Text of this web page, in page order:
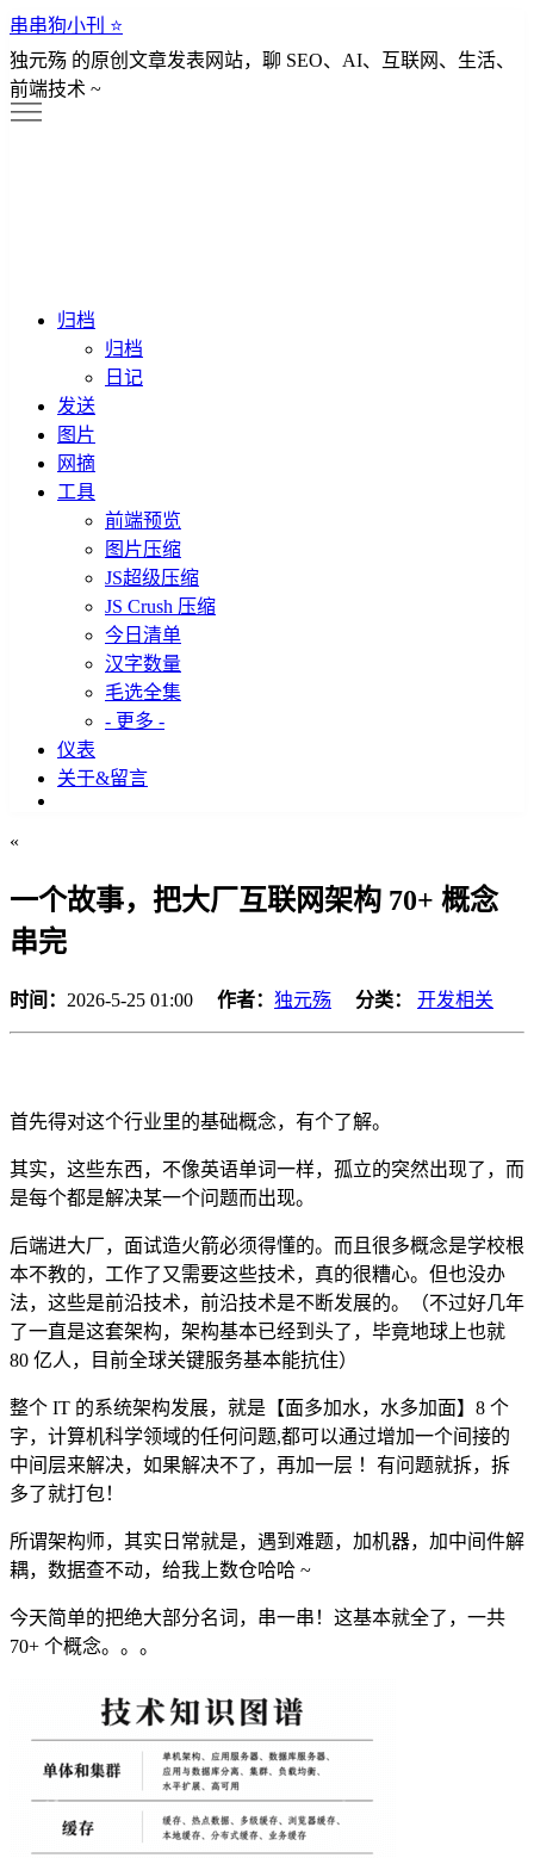
串串狗小刊 ⭐️
独元殇 的原创文章发表网站，聊 SEO、AI、互联网、生活、
前端技术 ~
归档
归档
日记
发送
图片
网摘
工具
前端预览
图片压缩
JS超级压缩
JS Crush 压缩
今日清单
汉字数量
毛选全集
- 更多 -
仪表
关于&留言
«
一个故事，把大厂互联网架构 70+ 概念
串完
时间： 2026-5-25 01:00 作者： 独元殇 分类： 开发相关
首先得对这个行业里的基础概念，有个了解。
其实，这些东西，不像英语单词一样，孤立的突然出现了，而
是每个都是解决某一个问题而出现。
后端进大厂，面试造火箭必须得懂的。而且很多概念是学校根
本不教的，工作了又需要这些技术，真的很糟心。但也没办
法，这些是前沿技术，前沿技术是不断发展的。（不过好几年
了一直是这套架构，架构基本已经到头了，毕竟地球上也就
80 亿人，目前全球关键服务基本能抗住）
整个 IT 的系统架构发展，就是【面多加水，水多加面】8 个
字，计算机科学领域的任何问题,都可以通过增加一个间接的
中间层来解决，如果解决不了，再加一层 ！有问题就拆，拆
多了就打包！
所谓架构师，其实日常就是，遇到难题，加机器，加中间件解
耦，数据查不动，给我上数仓哈哈 ~
今天简单的把绝大部分名词，串一串！这基本就全了，一共
70+ 个概念。。。